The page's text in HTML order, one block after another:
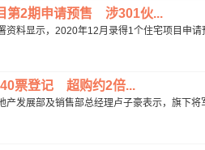
第2期申请预售 涉301伙...
资料显示，2020年12月录得1个住宅项目申
票登记 超购约2倍...
产发展部及销售部总经理卢子豪表示，旗下